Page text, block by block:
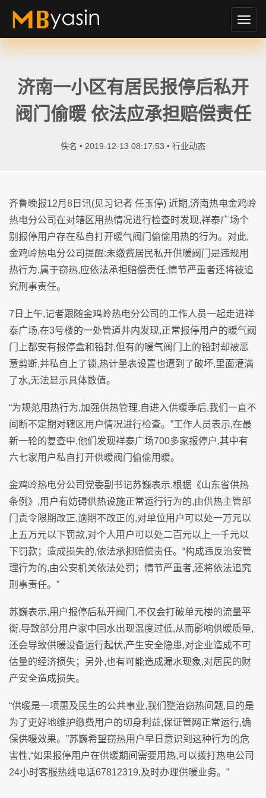
切
换
济南一小区有居民报停后私开
阀门偷暖 依法应承担赔偿责任
佚名 • 2019-12-13 08:17:53 • 行业动态
齐鲁晚报12月8日讯(见习记者 任玉停) 近期,济南热电金鸡岭
热电分公司在对辖区用热情况进行检查时发现,祥泰广场个
别报停用户存在私自打开暖气阀门偷偷用热的行为。对此,
金鸡岭热电分公司提醒:未缴费居民私开供暖阀门是违规用
热行为,属于窃热,应依法承担赔偿责任,情节严重者还将被追
究刑事责任。
7日上午,记者跟随金鸡岭热电分公司的工作人员一起走进祥
泰广场,在3号楼的一处管道井内发现,正常报停用户的暖气阀
门上都安有报停盒和铅封,但有的暖气阀门上的铅封却被恶
意剪断,并私自上了锁,热计量表设置也遭到了破坏,里面灌满
了水,无法显示具体数值。
“为规范用热行为,加强供热管理,自进入供暖季后,我们一直不
间断不定期对辖区用户情况进行检查。”工作人员表示,在最
新一轮的复查中,他们发现祥泰广场700多家报停户,其中有
六七家用户私自打开供暖阀门偷偷用暖。
金鸡岭热电分公司党委副书记苏巍表示,根据《山东省供热
条例》,用户有妨碍供热设施正常运行行为的,由供热主管部
门责令限期改正,逾期不改正的,对单位用户可以处一万元以
上五万元以下罚款,对个人用户可以处二百元以上一千元以
下罚款；造成损失的,依法承担赔偿责任。“构成违反治安管
理行为的,由公安机关依法处罚；情节严重者,还将依法追究
刑事责任。”
苏巍表示,用户报停后私开阀门,不仅会打破单元楼的流量平
衡,导致部分用户家中回水出现温度过低,从而影响供暖质量,
还会导致供暖设备运行起伏,产生安全隐患,对企业造成不可
估量的经济损失；另外,也有可能造成漏水现象,对居民的财
产安全造成损失。
“供暖是一项惠及民生的公共事业,我们整治窃热问题,目的是
为了更好地维护缴费用户的切身利益,保证管网正常运行,确
保供暖效果。”苏巍希望窃热用户早日意识到这种行为的危
害性,“如果报停用户在供暖期间需要用热,可以拨打热电公司
24小时客服热线电话67812319,及时办理供暖业务。”